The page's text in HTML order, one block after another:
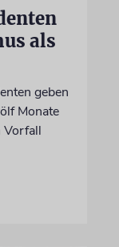
als
geben
Monate
Vorfall